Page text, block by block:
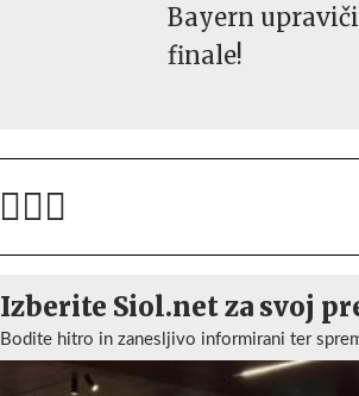
Bayern
finale!
Izberite Siol.net za svoj
Bodite hitro in zanesljivo informirani ter